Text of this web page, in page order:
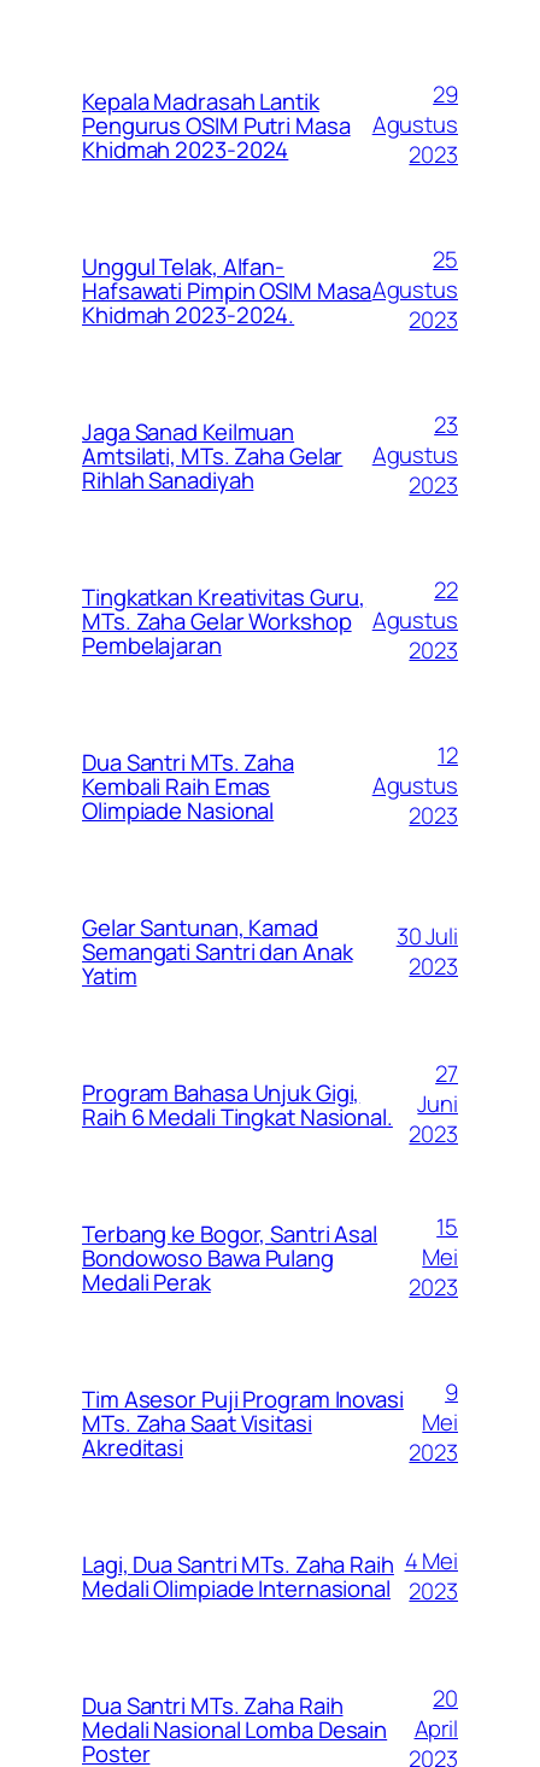
Kepala Madrasah Lantik
Pengurus OSIM Putri Masa
Khidmah 2023-2024
29
Agustus
2023
Unggul Telak, Alfan-
Hafsawati Pimpin OSIM Masa
Khidmah 2023-2024.
25
Agustus
2023
Jaga Sanad Keilmuan
Amtsilati, MTs. Zaha Gelar
Rihlah Sanadiyah
23
Agustus
2023
Tingkatkan Kreativitas Guru,
MTs. Zaha Gelar Workshop
Pembelajaran
22
Agustus
2023
Dua Santri MTs. Zaha
Kembali Raih Emas
Olimpiade Nasional
12
Agustus
2023
Gelar Santunan, Kamad
Semangati Santri dan Anak
Yatim
30 Juli
2023
Program Bahasa Unjuk Gigi,
Raih 6 Medali Tingkat Nasional.
27
Juni
2023
Terbang ke Bogor, Santri Asal
Bondowoso Bawa Pulang
Medali Perak
15
Mei
2023
Tim Asesor Puji Program Inovasi
MTs. Zaha Saat Visitasi
Akreditasi
9
Mei
2023
Lagi, Dua Santri MTs. Zaha Raih
Medali Olimpiade Internasional
4 Mei
2023
Dua Santri MTs. Zaha Raih
Medali Nasional Lomba Desain
Poster
20
April
2023